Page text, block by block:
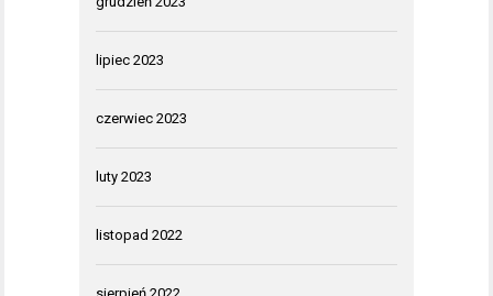
lipiec 2023
czerwiec 2023
luty 2023
listopad 2022